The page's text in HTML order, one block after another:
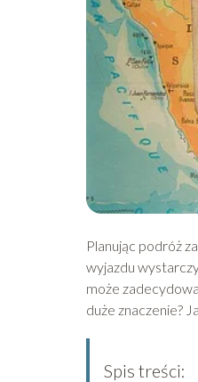
Planując podróż
wyjazdu
może
duże znaczenie?
Spis treści: